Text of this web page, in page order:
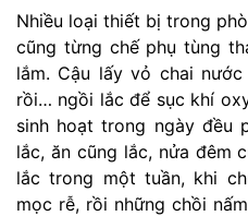
Nhiều loại thiết bị trong
cũng từng chế phụ tùng
lắm. Cậu lấy vỏ chai
rồi… ngồi lắc để sục khí
sinh hoạt trong ngày đều
lắc, ăn cũng lắc, nửa đêm
lắc trong một tuần, khi
mọc rễ, rồi những chồi